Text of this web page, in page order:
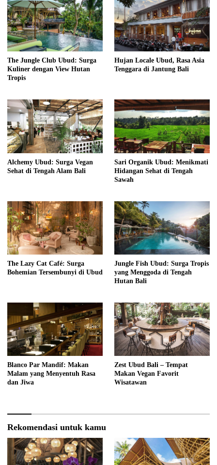
The Jungle Club Ubud: Surga
Kuliner dengan View Hutan
Tropis
Hujan Locale Ubud, Rasa Asia
Tenggara di Jantung Bali
Alchemy Ubud: Surga Vegan
Sehat di Tengah Alam Bali
Sari Organik Ubud: Menikmati
Hidangan Sehat di Tengah
Sawah
The Lazy Cat Café: Surga
Bohemian Tersembunyi di Ubud
Jungle Fish Ubud: Surga Tropis
yang Menggoda di Tengah
Hutan Bali
Blanco Par Mandif: Makan
Malam yang Menyentuh Rasa
dan Jiwa
Zest Ubud Bali – Tempat
Makan Vegan Favorit
Wisatawan
Rekomendasi untuk kamu